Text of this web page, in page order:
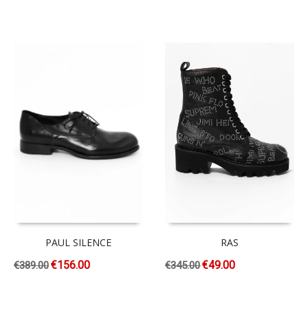
PAUL SILENCE
€389.00€156.00
RAS
€345.00€49.00